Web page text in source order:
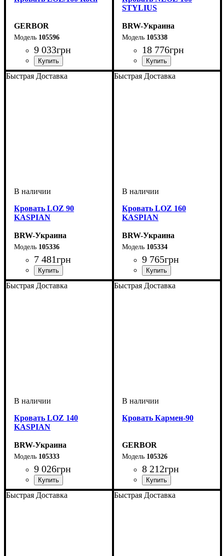
GERBOR
105596
9 033грн
STYLIUS
BRW-Украина
105338
18 776грн
Быстрая Доставка
Кровать LOZ 90
KASPIAN
BRW-Украина
105336
7 481грн
Быстрая Доставка
Кровать LOZ 160
KASPIAN
BRW-Украина
105334
9 765грн
Быстрая Доставка
Кровать LOZ 140
KASPIAN
BRW-Украина
105333
9 026грн
Быстрая Доставка
Кровать Кармен-90
GERBOR
105326
8 212грн
Быстрая Доставка Быстрая Доставка